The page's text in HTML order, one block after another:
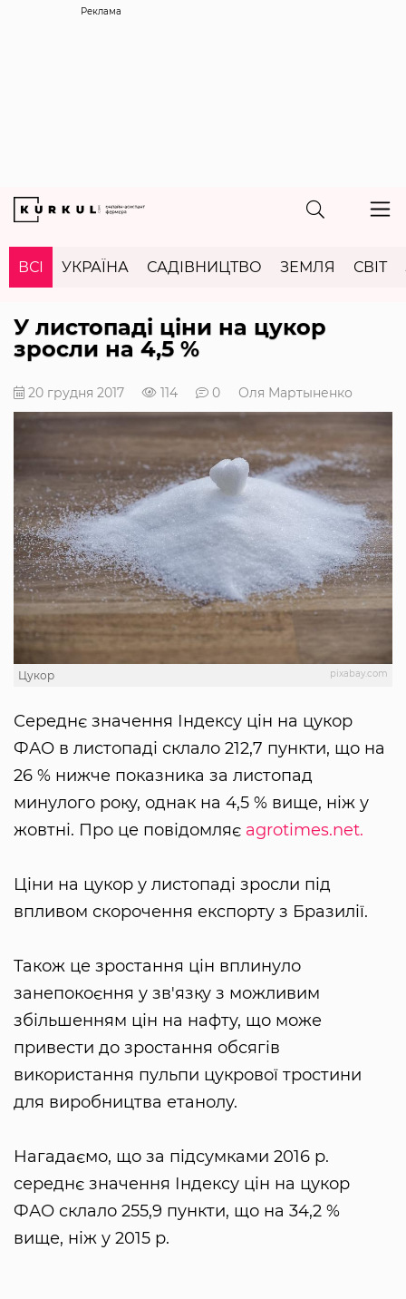
Реклама
ВСІ УКРАЇНА САДІВНИЦТВО ЗЕМЛЯ СВІТ
У листопаді ціни на цукор
зросли на 4,5 %
20 грудня 2017 114 0 Оля Мартыненко
pixabay.com
Цукор
Середнє значення Індексу цін на цукор
ФАО в листопаді склало 212,7 пункти, що на
26 % нижче показника за листопад
минулого року, однак на 4,5 % вище, ніж у
жовтні. Про це повідомляє agrotimes.net.
Ціни на цукор у листопаді зросли під
впливом скорочення експорту з Бразилії.
Також це зростання цін вплинуло
занепокоєння у зв'язку з можливим
збільшенням цін на нафту, що може
привести до зростання обсягів
використання пульпи цукрової тростини
для виробництва етанолу.
Нагадаємо, що за підсумками 2016 р.
середнє значення Індексу цін на цукор
ФАО склало 255,9 пункти, що на 34,2 %
вище, ніж у 2015 р.